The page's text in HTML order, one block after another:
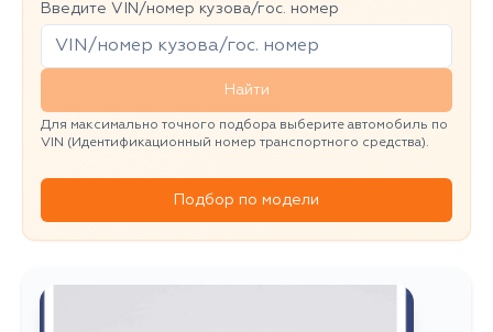
Введите VIN/номер кузова/гос. номер
Найти
Для максимально точного подбора выберите автомобиль по
VIN (Идентификационный номер транспортного средства).
Подбор по модели